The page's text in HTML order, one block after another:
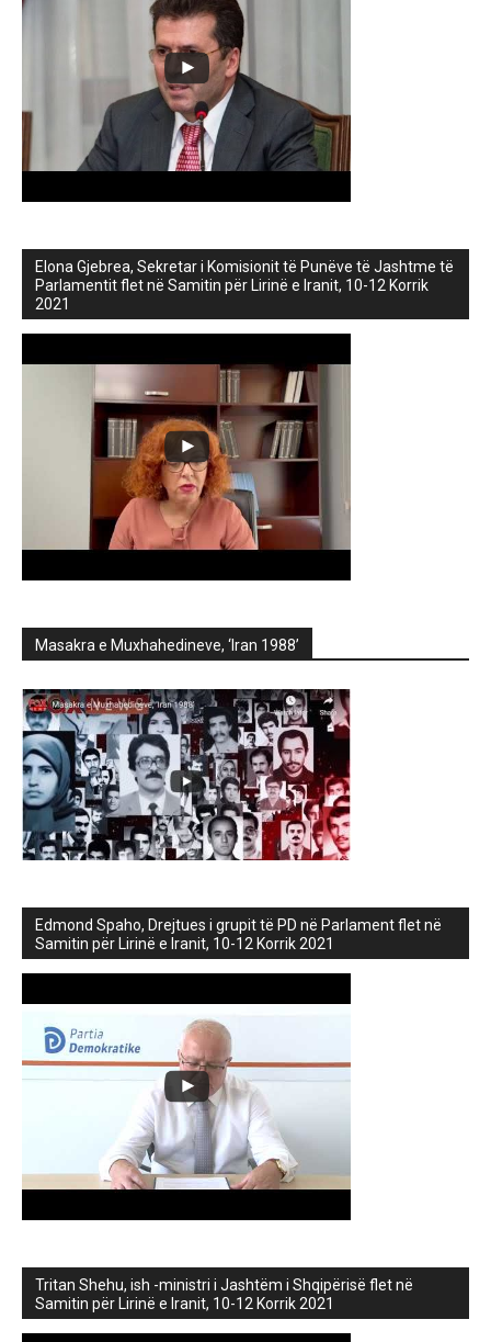
Elona Gjebrea, Sekretar i Komisionit të Punëve të Jashtme të
Parlamentit flet në Samitin për Lirinë e Iranit, 10-12 Korrik
2021
Masakra e Muxhahedineve, ‘Iran 1988’
Edmond Spaho, Drejtues i grupit të PD në Parlament flet në
Samitin për Lirinë e Iranit, 10-12 Korrik 2021
Tritan Shehu, ish -ministri i Jashtëm i Shqipërisë flet në
Samitin për Lirinë e Iranit, 10-12 Korrik 2021